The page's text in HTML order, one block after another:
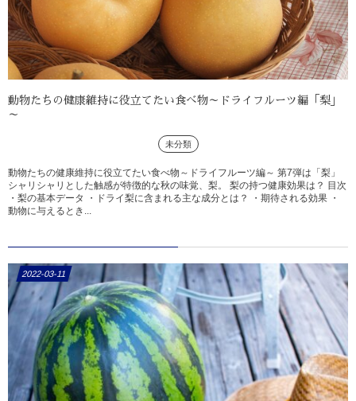
動物たちの健康維持に役立てたい食べ物～ドライフルーツ編「梨」
～
未分類
動物たちの健康維持に役立てたい食べ物～ドライフルーツ編～ 第7弾は「梨」
シャリシャリとした触感が特徴的な秋の味覚、梨。 梨の持つ健康効果は？ 目次
・梨の基本データ ・ドライ梨に含まれる主な成分とは？ ・期待される効果 ・
動物に与えるとき...
2022-03-11